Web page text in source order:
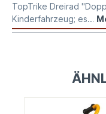
TopTrike Dreirad
Kinderfahrzeug; es…